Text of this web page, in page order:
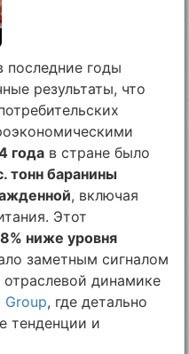
последние годы
результаты, что
года в стране было
тонн баранины
, включая
Этот
ниже уровня
заметным сигналом
динамике
Group, где детально
тенденции и